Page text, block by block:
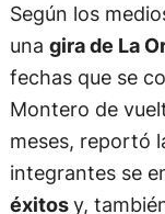
Según los
una gira de La
fechas que se
Montero de
meses, reportó
integrantes se
éxitosy,